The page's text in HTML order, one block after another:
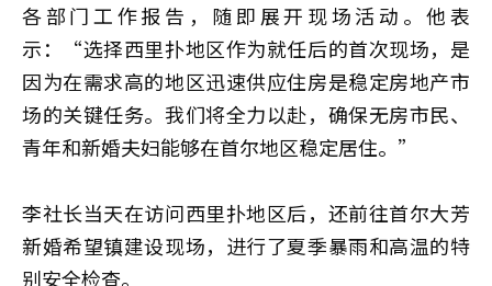
各部门工作报告，随即展开现场活动。他表
示：“选择西里扑地区作为就任后的首次现场，是
因为在需求高的地区迅速供应住房是稳定房地产市
场的关键任务。我们将全力以赴，确保无房市民、
青年和新婚夫妇能够在首尔地区稳定居住。”
李社长当天在访问西里扑地区后，还前往首尔大芳
新婚希望镇建设现场，进行了夏季暴雨和高温的特
别安全检查。